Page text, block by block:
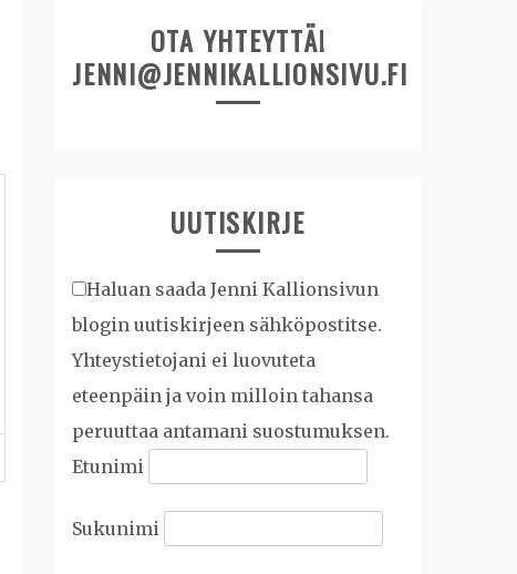
OTA YHTEYTTÄ!
JENNI@JENNIKALLIONSIVU.FI
UUTISKIRJE
Haluan saada Jenni Kallionsivun
blogin uutiskirjeen sähköpostitse.
Yhteystietojani ei luovuteta
eteenpäin ja voin milloin tahansa
peruuttaa antamani suostumuksen.
Etunimi
Sukunimi